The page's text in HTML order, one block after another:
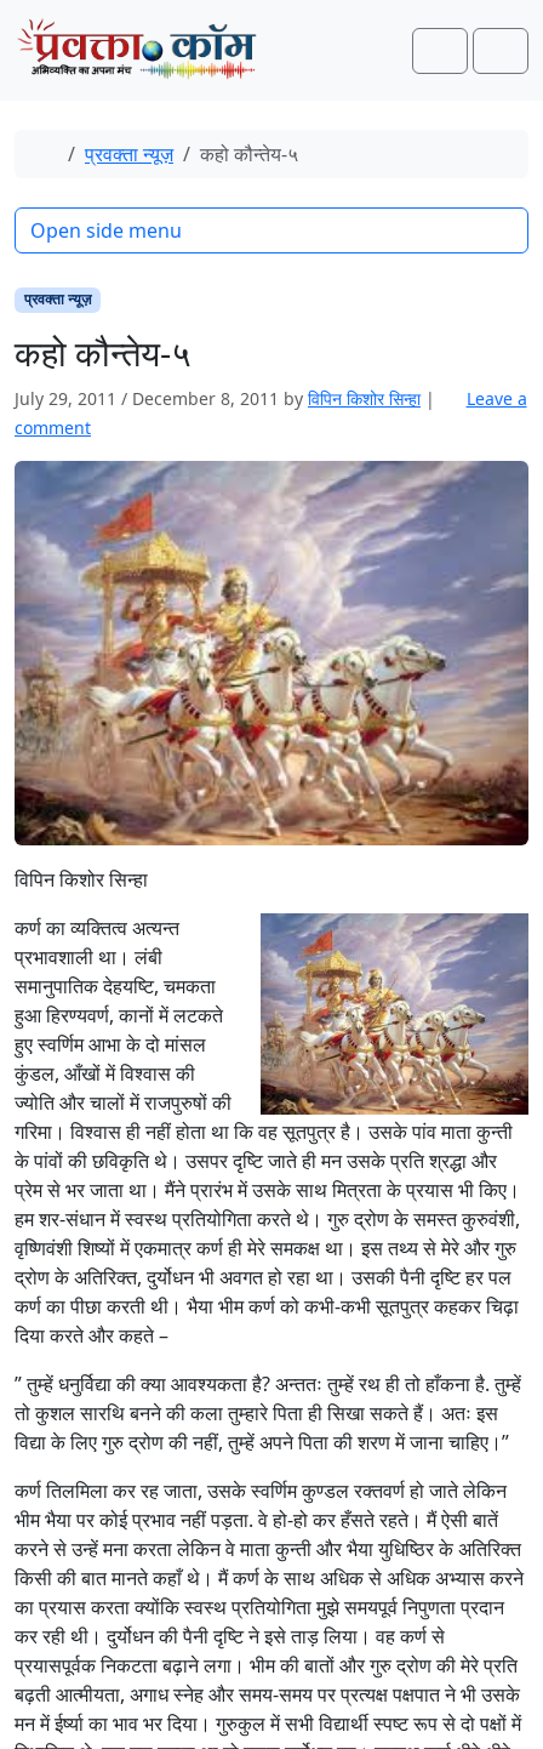
Skip to content
Skip to footer
Search
Home
प्रवक्ता न्यूज़ कहो कौन्तेय-५
प्रवक्ता न्यूज़
कहो कौन्तेय-५
July 29, 2011 / December 8, 2011 by विपिन किशोर सिन्हा |
Leave a
comment
विपिन किशोर सिन्हा
कर्ण का व्यक्तित्व अत्यन्त
प्रभावशाली था। लंबी
समानुपातिक देहयष्टि, चमकता
हुआ हिरण्यवर्ण, कानों में लटकते
हुए स्वर्णिम आभा के दो मांसल
कुंडल, आँखों में विश्वास की
ज्योति और चालों में राजपुरुषों की
गरिमा। विश्वास ही नहीं होता था कि वह सूतपुत्र है। उसके पांव माता कुन्ती
के पांवों की छविकृति थे। उसपर दृष्टि जाते ही मन उसके प्रति श्रद्धा और
प्रेम से भर जाता था। मैंने प्रारंभ में उसके साथ मित्रता के प्रयास भी किए।
हम शर-संधान में स्वस्थ प्रतियोगिता करते थे। गुरु द्रोण के समस्त कुरुवंशी,
वृष्णिवंशी शिष्यों में एकमात्र कर्ण ही मेरे समकक्ष था। इस तथ्य से मेरे और गुरु
द्रोण के अतिरिक्त, दुर्योधन भी अवगत हो रहा था। उसकी पैनी दृष्टि हर पल
कर्ण का पीछा करती थी। भैया भीम कर्ण को कभी-कभी सूतपुत्र कहकर चिढ़ा
दिया करते और कहते –
” तुम्हें धनुर्विद्या की क्या आवश्यकता है? अन्ततः तुम्हें रथ ही तो हाँकना है. तुम्हें
तो कुशल सारथि बनने की कला तुम्हारे पिता ही सिखा सकते हैं। अतः इस
विद्या के लिए गुरु द्रोण की नहीं, तुम्हें अपने पिता की शरण में जाना चाहिए।”
कर्ण तिलमिला कर रह जाता, उसके स्वर्णिम कुण्डल रक्तवर्ण हो जाते लेकिन
भीम भैया पर कोई प्रभाव नहीं पड़ता. वे हो-हो कर हँसते रहते। मैं ऐसी बातें
करने से उन्हें मना करता लेकिन वे माता कुन्ती और भैया युधिष्ठिर के अतिरिक्त
किसी की बात मानते कहाँ थे। मैं कर्ण के साथ अधिक से अधिक अभ्यास करने
का प्रयास करता क्योंकि स्वस्थ प्रतियोगिता मुझे समयपूर्व निपुणता प्रदान
कर रही थी। दुर्योधन की पैनी दृष्टि ने इसे ताड़ लिया। वह कर्ण से
प्रयासपूर्वक निकटता बढ़ाने लगा। भीम की बातों और गुरु द्रोण की मेरे प्रति
बढ़ती आत्मीयता, अगाध स्नेह और समय-समय पर प्रत्यक्ष पक्षपात ने भी उसके
मन में ईर्ष्या का भाव भर दिया। गुरुकुल में सभी विद्यार्थी स्पष्ट रूप से दो पक्षों में
Open side menu